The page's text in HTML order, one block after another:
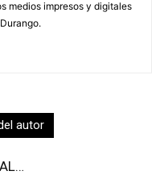
medios impresos y digitales
autor